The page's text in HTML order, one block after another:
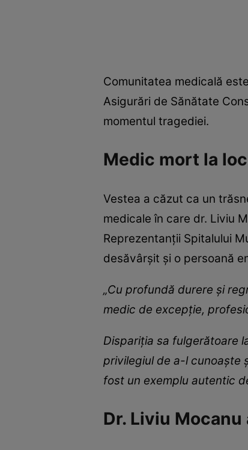
Comunitatea medicală
Asigurări de Sănătate
momentul tragediei.
Medic mort la
Vestea a căzut ca un
medicale în care dr. Liviu
Reprezentanții Spitalului
desăvârșit și o persoană
„Cu profundă durere și
medic de excepție,
Dispariția sa fulgerătoare
privilegiul de a-l cunoaște
fost un exemplu autentic
Dr. Liviu